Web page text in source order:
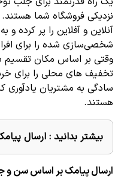
نزدیکی فروشگاه شما
آنلاین و آفلاین را پر کرده
شخصی‌سازی شده را برای
وقتی بر اساس مکان تقسیم
تخفیف های محلی را برای
سادگی به مشتریان یادآوری
هستند.
بیشتر بدانید : ارسال
ارسال پیامک بر اساس سن و